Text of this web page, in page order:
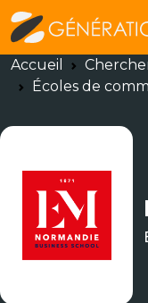
Accueil
Écoles de